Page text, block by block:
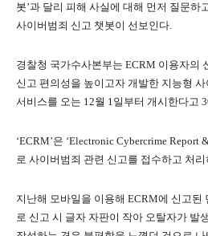
봇’과 달리 피해 사실에 대해 먼저 질문하
사이버범죄 신고 챗봇이 선보인다.
경찰청 국가수사본부는 ECRM 이용자의
신고 편의성을 높이고자 개발한 지능형 사
서비스를 오는 12월 1일부터 개시한다고
‘ECRM’은 ‘Electronic Cybercrime Report
로 사이버범죄 관련 신고를 접수하고 처
지난해 모바일을 이용해 ECRM에 신고된
로 신고 시 글자 자판이 작아 오탈자가 발